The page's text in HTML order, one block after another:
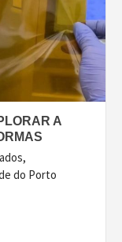
A
do Porto